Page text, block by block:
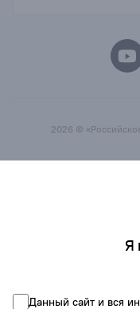
2026 ©
Я
Данный сайт и вся